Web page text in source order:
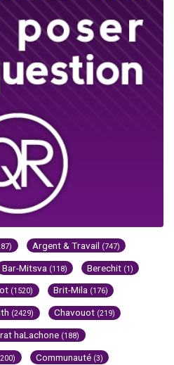
Argent & Travail (747)
Bar-Mitsva (118) Berechit (1)
(1520) Brit-Mila (176)
(2429) Chavouot (219)
haLachone (188)
Communauté (3)